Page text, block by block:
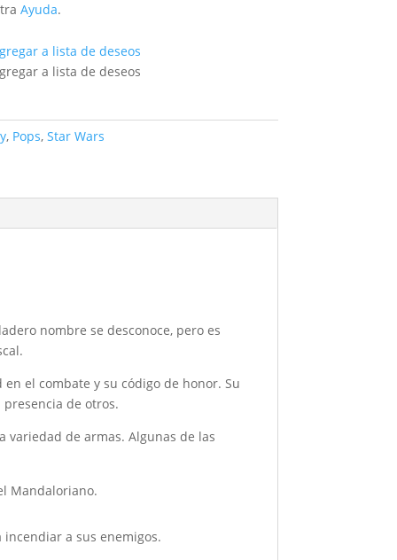
Ayuda.
a lista de deseos
a lista de deseos
, Pops, Star Wars
nombre se desconoce, pero es
el combate y su código de honor. Su
de otros.
variedad de armas. Algunas de las
Mandaloriano.
a sus enemigos.